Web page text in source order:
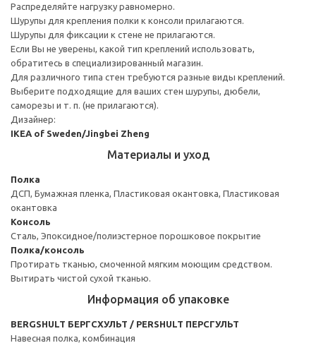
Распределяйте нагрузку равномерно.
Шурупы для крепления полки к консоли прилагаются.
Шурупы для фиксации к стене не прилагаются.
Если Вы не уверены, какой тип креплений использовать,
обратитесь в специализированный магазин.
Для различного типа стен требуются разные виды креплений.
Выберите подходящие для ваших стен шурупы, дюбели,
саморезы и т. п. (не прилагаются).
Дизайнер:
IKEA of Sweden/Jingbei Zheng
Материалы и уход
Полка
ДСП, Бумажная пленка, Пластиковая окантовка, Пластиковая
окантовка
Консоль
Сталь, Эпоксидное/полиэстерное порошковое покрытие
Полка/консоль
Протирать тканью, смоченной мягким моющим средством.
Вытирать чистой сухой тканью.
Информация об упаковке
BERGSHULT БЕРГСХУЛЬТ / PERSHULT ПЕРСГУЛЬТ
Навесная полка, комбинация